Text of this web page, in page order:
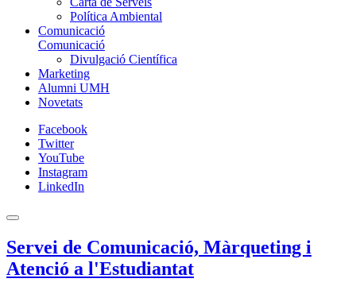
Política Ambiental
Comunicació
Comunicació
Divulgació Científica
Marketing
Alumni UMH
Novetats
Facebook
Twitter
YouTube
Instagram
LinkedIn
Servei de Comunicació, Màrqueting i
Atenció a l'Estudiantat